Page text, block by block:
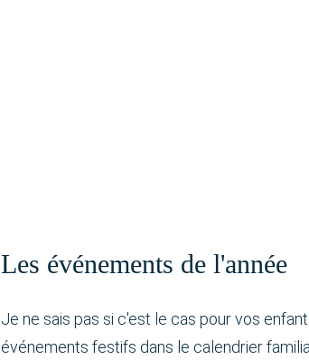
Les événements de l'année
Je ne sais pas si c'est le cas pour vos
événements festifs dans le calendrier